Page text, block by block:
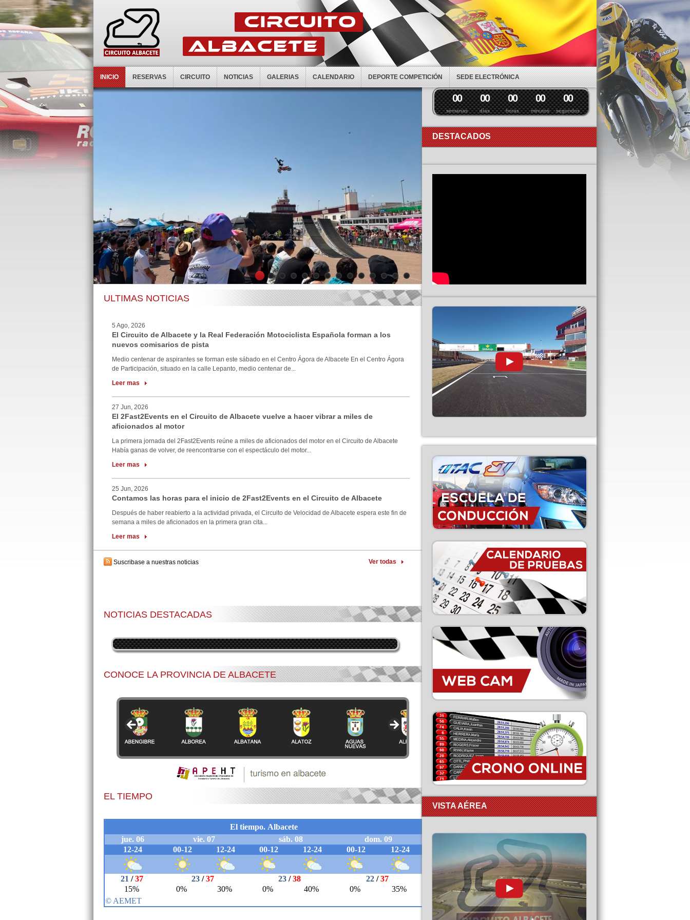
INICIO RESERVAS CIRCUITO NOTICIAS GALERIAS CALENDARIO DEPORTE COMPETICIÓN SEDE ELECTRÓNICA
1 2 3 4 5 6 7 8 9 10 11 12 13 14
ULTIMAS NOTICIAS
5 Ago, 2026
El Circuito de Albacete y la Real Federación Motociclista Española forman a los
nuevos comisarios de pista
Medio centenar de aspirantes se forman este sábado en el Centro Ágora de Albacete En el Centro Ágora
de Participación, situado en la calle Lepanto, medio centenar de...
Leer mas
27 Jun, 2026
El 2Fast2Events en el Circuito de Albacete vuelve a hacer vibrar a miles de
aficionados al motor
La primera jornada del 2Fast2Events reúne a miles de aficionados del motor en el Circuito de Albacete
Había ganas de volver, de reencontrarse con el espectáculo del motor...
Leer mas
25 Jun, 2026
Contamos las horas para el inicio de 2Fast2Events en el Circuito de Albacete
Después de haber reabierto a la actividad privada, el Circuito de Velocidad de Albacete espera este fin de
semana a miles de aficionados en la primera gran cita...
Leer mas
Ver todas
Suscribase a nuestras noticias
NOTICIAS DESTACADAS
CONOCE LA PROVINCIA DE ALBACETE
EL TIEMPO
semanas
00
días
00
horas
00
minutos
00
segundos
00
DESTACADOS
VISTA AÉREA